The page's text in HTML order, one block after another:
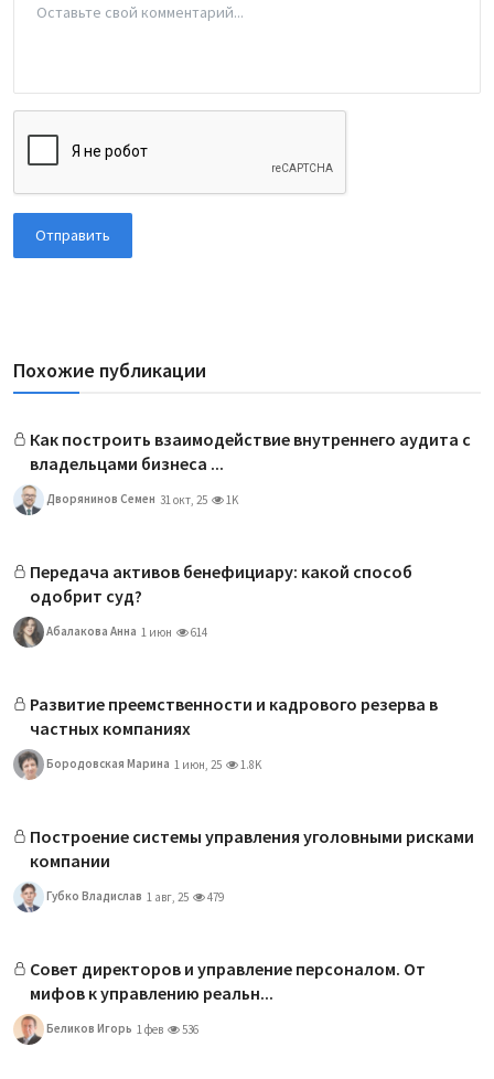
Отправить
Похожие публикации
Как построить взаимодействие внутреннего аудита с
владельцами бизнеса ...
Дворянинов Семен 31 окт, 25 1K
Передача активов бенефициару: какой способ
одобрит суд?
Абалакова Анна 1 июн 614
Развитие преемственности и кадрового резерва в
частных компаниях
Бородовская Марина 1 июн, 25 1.8K
Построение системы управления уголовными рисками
компании
Губко Владислав 1 авг, 25 479
Совет директоров и управление персоналом. От
мифов к управлению реальн...
Беликов Игорь 1 фев 536